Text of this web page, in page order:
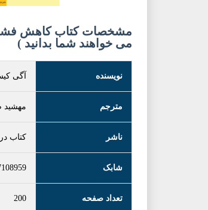
مشخصات کتاب کاهش فشار
می خواهند شما بدانید )
نویسنده آگی
مترجم مهشید
ناشر کتاب
شابک
تعداد صفحه 200